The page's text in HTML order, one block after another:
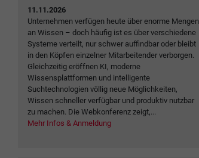
11.11.2026
Unternehmen verfügen heute über enorme Mengen
an Wissen – doch häufig ist es über verschiedene
Systeme verteilt, nur schwer auffindbar oder bleibt
in den Köpfen einzelner Mitarbeitender verborgen.
Gleichzeitig eröffnen KI, moderne
Wissensplattformen und intelligente
Suchtechnologien völlig neue Möglichkeiten,
Wissen schneller verfügbar und produktiv nutzbar
zu machen. Die Webkonferenz zeigt,...
Mehr Infos & Anmeldung